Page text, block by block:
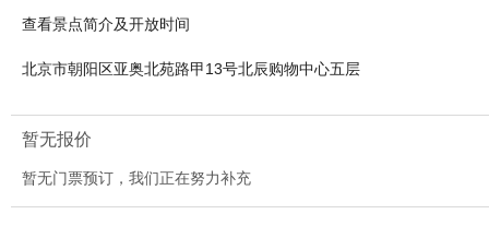
查看景点简介及开放时间
北京市朝阳区亚奥北苑路甲13号北辰购物中心五层
暂无报价
暂无门票预订，我们正在努力补充